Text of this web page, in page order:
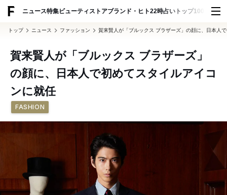
ニュース特集ビューティ ストアブランド・ヒト22時占い トップ100 スナッ
トップ ニュース ファッション 賀来賢人が「ブルックス ブラザーズ」の顔に、日本人
賀来賢人が「ブルックス ブラザーズ」
の顔に、日本人で初めてスタイルアイコ
ンに就任
FASHION